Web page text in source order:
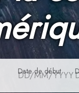
Date de début